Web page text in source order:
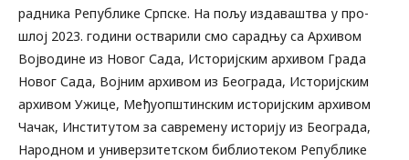
радника Републике Српске. На пољу издаваштва у про-
шлој 2023. години остварили смо сарадњу са Архивом
Војводине из Новог Сада, Историјским архивом Града
Новог Сада, Војним архивом из Београда, Историјским
архивом Ужице, Међуопштинским историјским архивом
Чачак, Институтом за савремену историју из Београда,
Народном и универзитетском библиотеком Републике